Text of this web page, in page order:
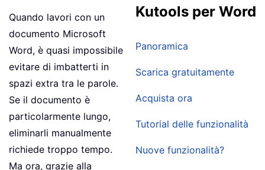
Kutools per Word
Panoramica
Scarica gratuitamente
Acquista ora
Tutorial delle funzionalità
Nuove funzionalità?
Quando lavori con un
documento Microsoft
Word, è quasi impossibile
evitare di imbatterti in
spazi extra tra le parole.
Se il documento è
particolarmente lungo,
eliminarli manualmente
richiede troppo tempo.
Ma ora, grazie alla